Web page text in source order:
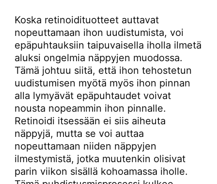
Koska retinoidituotteet auttavat
nopeuttamaan ihon uudistumista, voi
epäpuhtauksiin taipuvaisella iholla ilmetä
aluksi ongelmia näppyjen muodossa.
Tämä johtuu siitä, että ihon tehostetun
uudistumisen myötä myös ihon pinnan
alla lymyävät epäpuhtaudet voivat
nousta nopeammin ihon pinnalle.
Retinoidi itsessään ei siis aiheuta
näppyjä, mutta se voi auttaa
nopeuttamaan niiden näppyjen
ilmestymistä, jotka muutenkin olisivat
parin viikon sisällä kohoamassa iholle.